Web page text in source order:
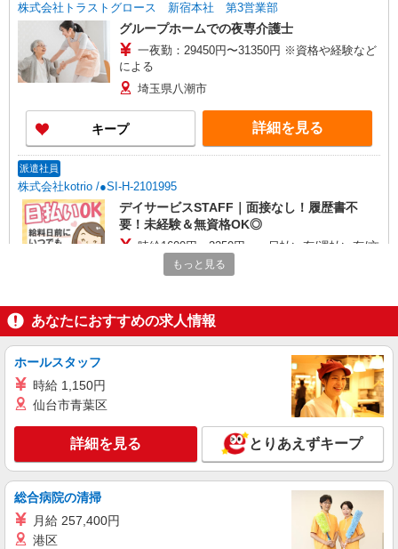
株式会社トラストグロース 新宿本社 第3営業部
グループホームでの夜専介護士
一夜勤：29450円〜31350円 ※資格や経験など
による
埼玉県八潮市
キープ 詳細を見る
派遣社員
株式会社kotrio /●SI-H-2101995
デイサービスSTAFF｜面接なし！履歴書不
要！未経験＆無資格OK◎
時給1600円〜2250円 ＜日払い有/週払い有/交
通費全支給(ガソリン代含む)＞
キープ
派遣社員
株式会社トラストグロース 新宿本社 第3営業部
介護付き有料老人ホームでの介護士
時給：初任者研修1550円/実務者研修1600円/介
護福祉士1650円 ※資格・経験による
埼玉県八潮市
キープ 詳細を見る
職業紹介
もっと見る
あなたにおすすめの求人情報
ホールスタッフ
時給 1,150円
仙台市青葉区
詳細を見る とりあえずキープ
総合病院の清掃
月給 257,400円
港区